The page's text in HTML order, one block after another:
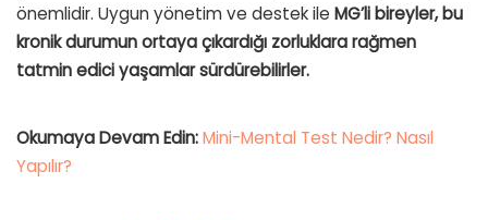
önemlidir. Uygun yönetim ve destek ile MG’li bireyler, bu
kronik durumun ortaya çıkardığı zorluklara rağmen
tatmin edici yaşamlar sürdürebilirler.
Okumaya Devam Edin:Mini-Mental Test Nedir? Nasıl
Yapılır?